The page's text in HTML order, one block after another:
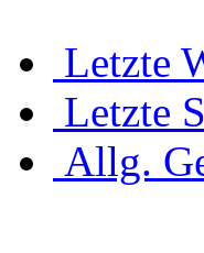
Letzte
Letzte
Allg.